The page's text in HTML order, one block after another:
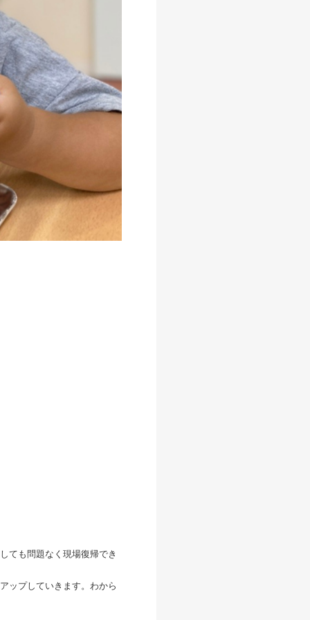
ても問題なく現場復帰でき
ップしていきます。わから